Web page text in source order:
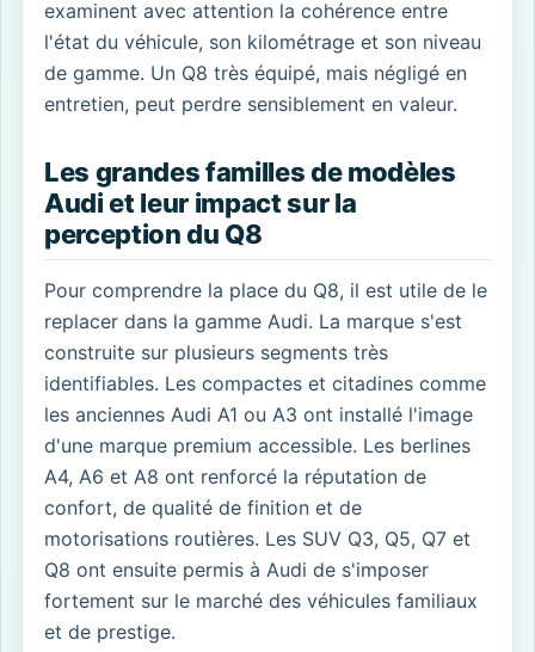
examinent avec attention la cohérence entre
l'état du véhicule, son kilométrage et son niveau
de gamme. Un Q8 très équipé, mais négligé en
entretien, peut perdre sensiblement en valeur.
Les grandes familles de modèles
Audi et leur impact sur la
perception du Q8
Pour comprendre la place du Q8, il est utile de le
replacer dans la gamme Audi. La marque s'est
construite sur plusieurs segments très
identifiables. Les compactes et citadines comme
les anciennes Audi A1 ou A3 ont installé l'image
d'une marque premium accessible. Les berlines
A4, A6 et A8 ont renforcé la réputation de
confort, de qualité de finition et de
motorisations routières. Les SUV Q3, Q5, Q7 et
Q8 ont ensuite permis à Audi de s'imposer
fortement sur le marché des véhicules familiaux
et de prestige.